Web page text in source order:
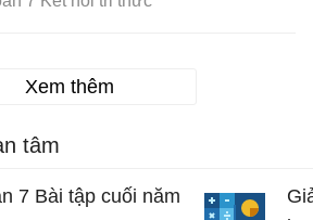
Xem thêm
tâm
7 Bài tập cuối năm